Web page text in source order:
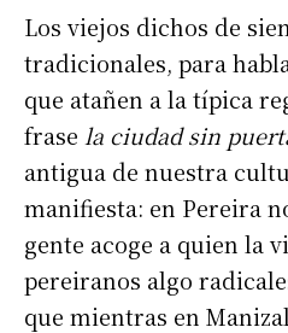
Los viejos dichos de
tradicionales, para
que atañen a la típica
frase la ciudad sin
antigua de nuestra
manifiesta: en Pereira
gente acoge a quien la
pereiranos algo
que mientras en